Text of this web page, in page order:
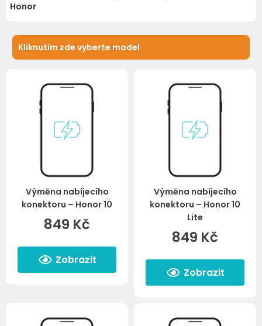
Honor
Výměna nabíjecího
konektoru – Honor 10
849 Kč
Zobrazit
Výměna nabíjecího
konektoru – Honor 10
Lite
849 Kč
Zobrazit